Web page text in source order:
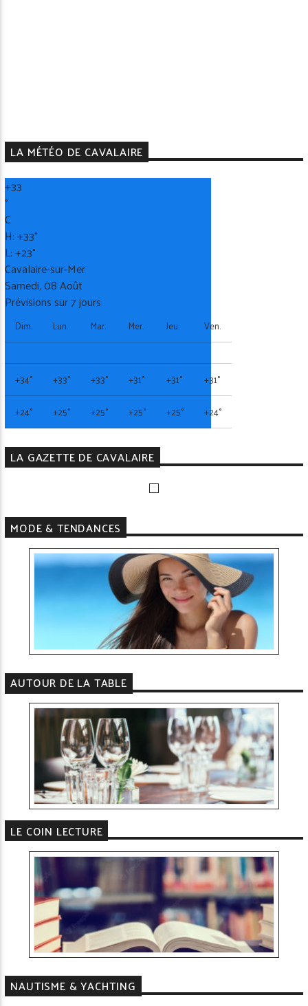
LA MÉTÉO DE CAVALAIRE
+33
°
C
H:+33°
L:+23°
Cavalaire-sur-Mer
Samedi, 08 Août
Prévisions sur 7 jours
Dim. Lun. Mar. Mer. Jeu. Ven.
+34° +33° +33° +31° +31° +31°
+24° +25° +25° +25° +25° +24°
LA GAZETTE DE CAVALAIRE
MODE & TENDANCES
AUTOUR DE LA TABLE
LE COIN LECTURE
NAUTISME & YACHTING